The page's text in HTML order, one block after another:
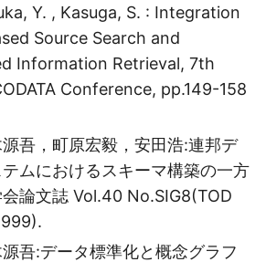
Y. , Kasuga, S. : Integration
Source Search and
Information Retrieval, 7th
Conference, pp.149-158
吾，町原宏毅，安田浩:連邦デ
ムにおけるスキーマ構築の一方
論文誌 Vol.40 No.SIG8(TOD
吾:データ標準化と概念グラフ